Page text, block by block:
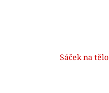
Sáček na